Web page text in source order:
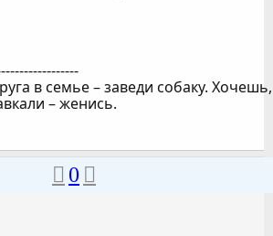
в семье – заведи собаку. Хочешь,
– женись.
0